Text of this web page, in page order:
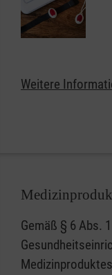
weiter
Bad Säckingen
Weitere
Gemäß § 6 Abs.